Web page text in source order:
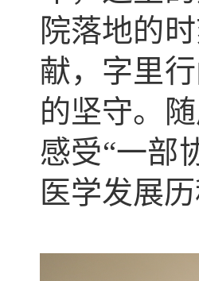
院落地的
献，字里
的坚守。
感受“一部
医学发展